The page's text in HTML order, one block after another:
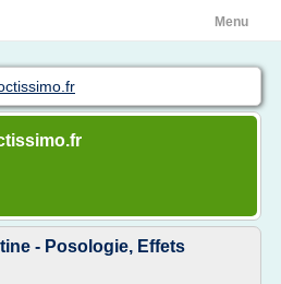
Menu
- Posologie, Effets